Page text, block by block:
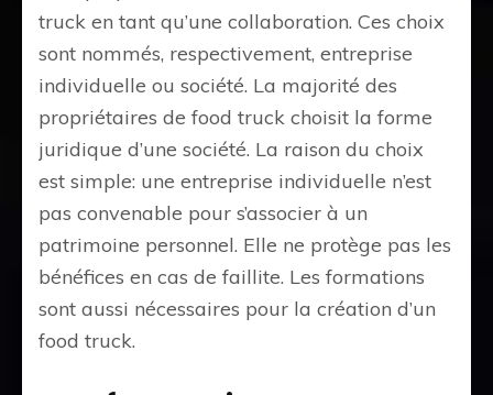
truck en tant qu’une collaboration. Ces choix
sont nommés, respectivement, entreprise
individuelle ou société. La majorité des
propriétaires de food truck choisit la forme
juridique d’une société. La raison du choix
est simple: une entreprise individuelle n’est
pas convenable pour s’associer à un
patrimoine personnel. Elle ne protège pas les
bénéfices en cas de faillite. Les formations
sont aussi nécessaires pour la création d’un
food truck.